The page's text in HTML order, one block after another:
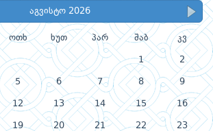
აგვისტო 2026
ოთხ ხუთ პარ შაბ კვ
1 2
5 6 7 8 9
12 13 14 15 16
19 20 21 22 23